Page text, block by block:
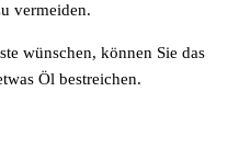
vermeiden.
wünschen, können Sie das
Öl bestreichen.